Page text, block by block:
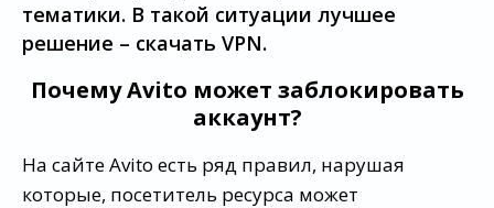
тематики. В такой ситуации лучшее
решение – скачать VPN.
Почему Avito может заблокировать
аккаунт?
На сайте Avito есть ряд правил, нарушая
которые, посетитель ресурса может